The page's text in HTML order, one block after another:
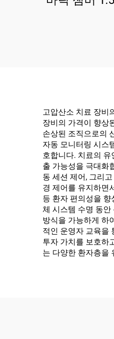
고압산소 치료 장비
장비의 가격이 향상
손상된 조직으로의
자동 모니터링 시스
호합니다. 치료의
출 가능성을 극대화
동 세션 제어, 그리
경 제어를 유지하면
등 환자 편의성을
체 시스템 수명 동
방식을 가능하게 하
적인 운영자 교육을
투자 가치를 보호하
는 다양한 환자층을